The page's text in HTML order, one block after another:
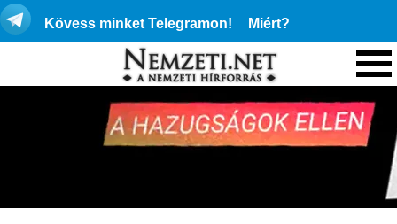
Kövess minket Telegramon! Miért?